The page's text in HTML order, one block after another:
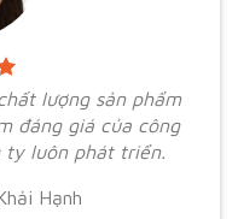
lượng sản phẩm
đáng giá của công
ty luôn phát triển.
Hạnh